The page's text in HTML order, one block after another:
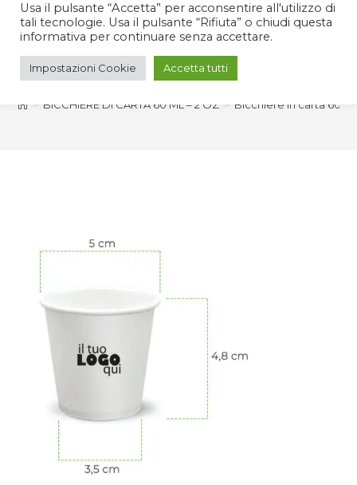
Bicchiere in carta 60ml_1
> BICCHIERE DI CARTA 60 ML – 2 OZ > Bicchiere in carta
Usa il pulsante “Accetta” per acconsentire all'utilizzo di
tali tecnologie. Usa il pulsante “Rifiuta” o chiudi questa
informativa per continuare senza accettare.
Impostazioni Cookie Accetta tutti